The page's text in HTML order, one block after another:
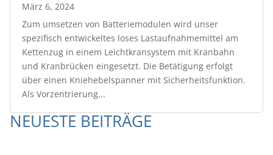
März 6, 2024
Zum umsetzen von Batteriemodulen wird unser
spezifisch entwickeltes loses Lastaufnahmemittel am
Kettenzug in einem Leichtkransystem mit Kranbahn
und Kranbrücken eingesetzt. Die Betätigung erfolgt
über einen Kniehebelspanner mit Sicherheitsfunktion.
Als Vorzentrierung...
NEUESTE BEITRÄGE